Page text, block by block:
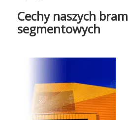
Cechy naszych bram
segmentowych